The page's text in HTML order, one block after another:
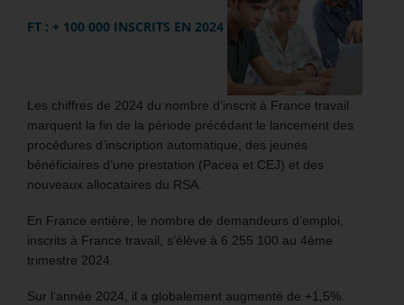
FT : + 100 000 INSCRITS EN 2024
Les chiffres de 2024 du nombre d’inscrit à France travail
marquent la fin de la période précédant le lancement des
procédures d’inscription automatique, des jeunes
bénéficiaires d’une prestation (Pacea et CEJ) et des
nouveaux allocataires du RSA.
En France entière, le nombre de demandeurs d’emploi,
inscrits à France travail, s’élève à 6 255 100 au 4ème
trimestre 2024.
Sur l’année 2024, il a globalement augmenté de +1,5%.